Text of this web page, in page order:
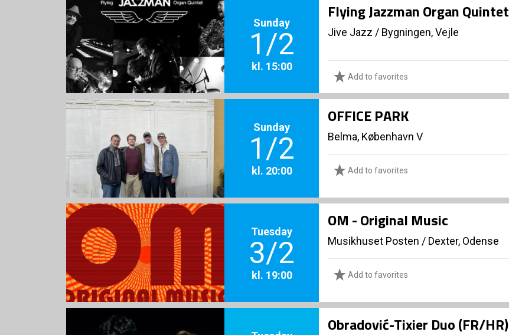
Sunday
1/2
kl. 15:00
Flying Jazzman Organ Quintet
Jive Jazz / Bygningen, Vejle
Add to favorites
Sunday
1/2
kl. 20:00
OFFICE PARK
Belma, København V
Add to favorites
Tuesday
3/2
kl. 19:00
OM - Original Music
Musikhuset Posten / Dexter, Odense
Add to favorites
Obradović-Tixier Duo (FR/HR)